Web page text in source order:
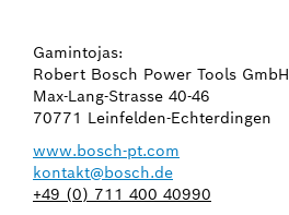
Gamintojas:
Robert Bosch Power Tools GmbH
Max-Lang-Strasse 40-46
70771 Leinfelden-Echterdingen
www.bosch-pt.com
kontakt@bosch.de
+49 (0) 711 400 40990